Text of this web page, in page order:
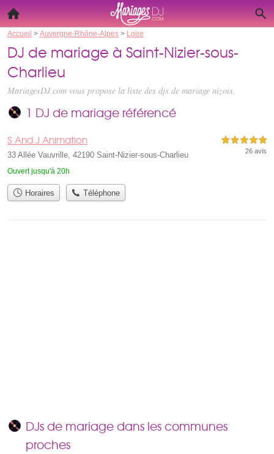
Accueil > Auvergne-Rhône-Alpes > Loire
DJ de mariage à Saint-Nizier-sous-
Charlieu
MariagesDJ.com vous propose la liste des djs de mariage nizois.
1 DJ de mariage référencé
S And J Animation
33 Allée Vauvrille, 42190 Saint-Nizier-sous-Charlieu
Ouvert jusqu'à 20h
5,0 étoiles sur 5
26 avis
Horaires Téléphone
DJs de mariage dans les communes
proches